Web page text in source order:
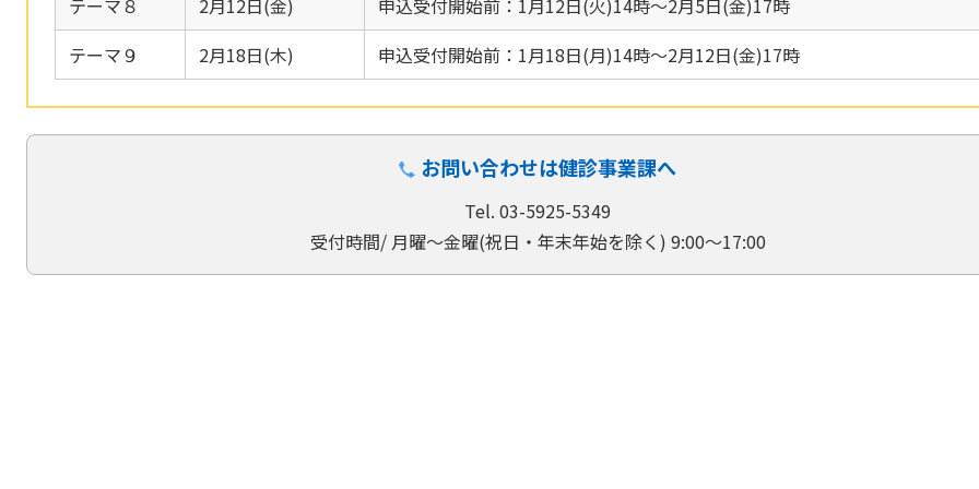
テーマ８
2月12日(金)
申込受付開始前：1月12日(火)14時～2月5日(金)17時
テーマ９
2月18日(木) 申込受付開始前：1月18日(月)14時～2月12日(金)17時
お問い合わせは健診事業課へ
Tel. 03-5925-5349
受付時間/ 月曜～金曜(祝日・年末年始を除く) 9:00～17:00